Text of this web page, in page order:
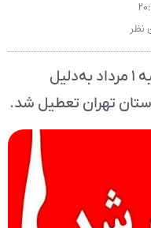
نظر
سخنگوی دولت اعلام کرد چهارشنبه ۱ مرداد به‌دلیل
تهران تعطیل شد.